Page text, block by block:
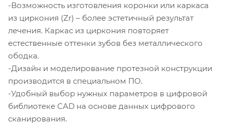
-Возможность изготовления коронки или каркаса
из циркония (Zr) – более эстетичный результат
лечения. Каркас из циркония повторяет
естественные оттенки зубов без металлического
ободка.
-Дизайн и моделирование протезной конструкции
производится в специальном ПО.
-Удобный выбор нужных параметров в цифровой
библиотеке CAD на основе данных цифрового
сканирования.